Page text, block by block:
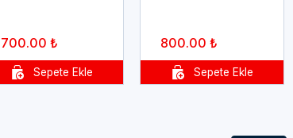
700.00 ₺ 800.00 ₺